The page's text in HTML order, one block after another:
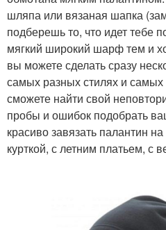
шляпа или вязаная шапка
подберешь то, что идет тебе
мягкий широкий шарф тем и
вы можете сделать сразу
самых разных стилях и
сможете найти свой
пробы и ошибок подобрать
красиво завязать палантин
курткой, с летним платьем, с